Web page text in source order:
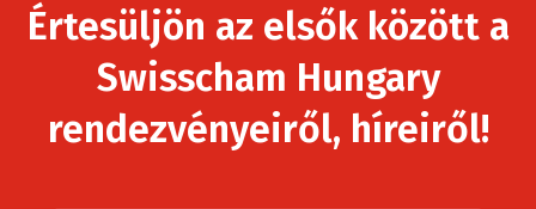
Értesüljön az elsők között a
Swisscham Hungary
rendezvényeiről, híreiről!